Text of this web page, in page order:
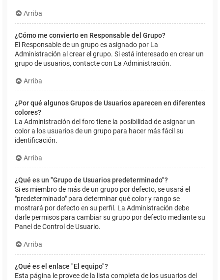
Arriba
¿Cómo me convierto en Responsable del Grupo?
El Responsable de un grupo es asignado por La
Administración al crear el grupo. Si está interesado en crear un
grupo de usuarios, contacte con La Administración.
Arriba
¿Por qué algunos Grupos de Usuarios aparecen en diferentes
colores?
La Administración del foro tiene la posibilidad de asignar un
color a los usuarios de un grupo para hacer más fácil su
identificación.
Arriba
¿Qué es un "Grupo de Usuarios predeterminado"?
Si es miembro de más de un grupo por defecto, se usará el
"predeterminado" para determinar qué color y rango se
mostrará por defecto en su perfil. La Administración debe
darle permisos para cambiar su grupo por defecto mediante su
Panel de Control de Usuario.
Arriba
¿Qué es el enlace "El equipo"?
Esta página le provee de la lista completa de los usuarios del